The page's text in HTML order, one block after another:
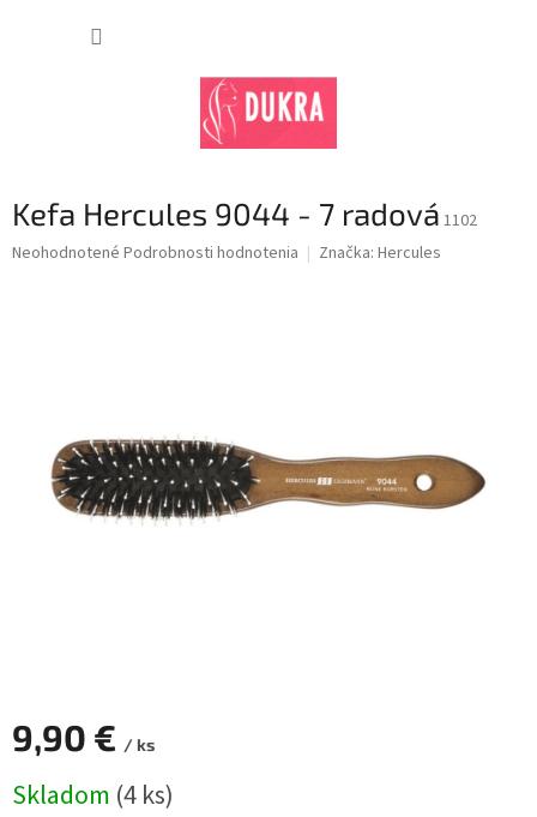
Kefa Hercules 9044 - 7 radová 1102
Priemerné
Neohodnotené Podrobnosti hodnotenia Značka: Hercules
9,90 € / ks
cena:
Skladom (4 ks)